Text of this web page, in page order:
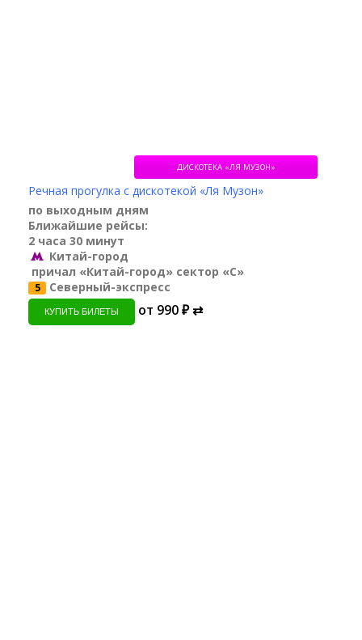
ДИСКОТЕКА «ЛЯ МУЗОН»
Речная прогулка с дискотекой «Ля Музон»
по выходным дням
Ближайшие рейсы:
2 часа 30 минут
Китай-город
причал «Китай-город» сектор «С»
5 Северный-экспресс
КУПИТЬ БИЛЕТЫ от 990 ₽ ⇄